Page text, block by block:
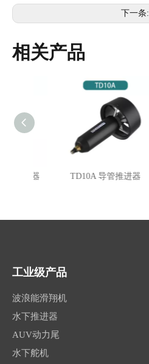
下一条:
相关产品
TD10A 导管推进器
工业级产品
波浪能滑翔机
水下推进器
AUV动力尾
水下舵机